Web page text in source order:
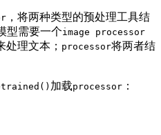
，将两种类型的预处理工具结
型需要一个image processor
处理文本； processor将两者结
加载processor ：